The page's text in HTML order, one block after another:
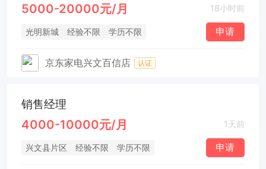
5000-20000元/月 18小时前
光明新城 经验不限 学历不限 申请
京东家电兴文百信店 认证
销售经理
4000-10000元/月 1天前
兴文县片区 经验不限 学历不限 申请